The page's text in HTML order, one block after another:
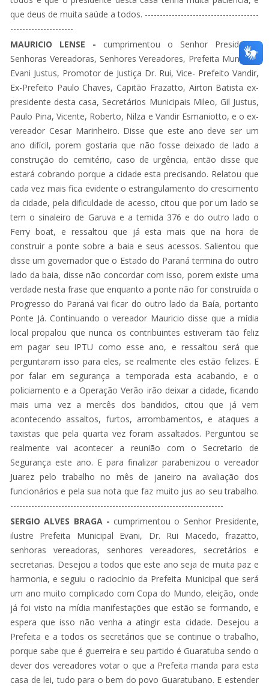
que deus de muita saúde a todos. --------------------------------------
---------------------
MAURICIO LENSE - cumprimentou o Senhor Presidente,
Senhoras Vereadoras, Senhores Vereadores, Prefeita Municipal
Evani Justus, Promotor de Justiça Dr. Rui, Vice- Prefeito Vandir,
Ex-Prefeito Paulo Chaves, Capitão Frazatto, Airton Batista ex-
presidente desta casa, Secretários Municipais Mileo, Gil Justus,
Paulo Pina, Vicente, Roberto, Nilza e Vandir Esmaniotto, e o ex-
vereador Cesar Marinheiro. Disse que este ano deve ser um
ano difícil, porem gostaria que não fosse deixado de lado a
construção do cemitério, caso de urgência, então disse que
estará cobrando porque a cidade esta precisando. Relatou que
cada vez mais fica evidente o estrangulamento do crescimento
da cidade, pela dificuldade de acesso, citou que por um lado se
tem o sinaleiro de Garuva e a temida 376 e do outro lado o
Ferry boat, e ressaltou que já esta mais que na hora de
construir a ponte sobre a baia e seus acessos. Salientou que
disse um governador que o Estado do Paraná termina do outro
lado da baia, disse não concordar com isso, porem existe uma
verdade nesta frase que enquanto a ponte não for construída o
Progresso do Paraná vai ficar do outro lado da Baía, portanto
Ponte Já. Continuando o vereador Mauricio disse que a mídia
local propalou que nunca os contribuintes estiveram tão feliz
em pagar seu IPTU como esse ano, e ressaltou será que
perguntaram isso para eles, se realmente eles estão felizes. E
por falar em segurança a temporada esta acabando, e o
policiamento e a Operação Verão irão deixar a cidade, ficando
mais uma vez a mercês dos bandidos, citou que já vem
acontecendo assaltos, furtos, arrombamentos, e ataques a
taxistas que pela quarta vez foram assaltados. Perguntou se
realmente vai acontecer a reunião com o Secretario de
Segurança este ano. E para finalizar parabenizou o vereador
Juarez pelo trabalho no mês de janeiro na avaliação dos
funcionários e pela sua nota que faz muito jus ao seu trabalho.
-----------------------------------------------------------------------
SERGIO ALVES BRAGA - cumprimentou o Senhor Presidente,
ilustre Prefeita Municipal Evani, Dr. Rui Macedo, frazatto,
senhoras vereadoras, senhores vereadores, secretários e
secretarias. Desejou a todos que este ano seja de muita paz e
harmonia, e seguiu o raciocínio da Prefeita Municipal que será
um ano muito complicado com Copa do Mundo, eleição, onde
já foi visto na mídia manifestações que estão se formando, e
espera que isso não venha a atingir esta cidade. Desejou a
Prefeita e a todos os secretários que se continue o trabalho,
porque sabe que é guerreira e seu partido é Guaratuba sendo o
dever dos vereadores votar o que a Prefeita manda para esta
casa de lei, tudo para o bem do povo Guaratubano. E estender